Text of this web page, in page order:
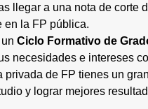
llegar a una nota de corte
en la FP pública.
Ciclo Formativo de
necesidades e intereses
privada de FP tienes un
y lograr mejores